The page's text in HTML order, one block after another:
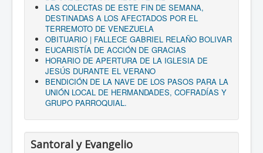
LAS COLECTAS DE ESTE FIN DE SEMANA,
DESTINADAS A LOS AFECTADOS POR EL
TERREMOTO DE VENEZUELA
OBITUARIO | FALLECE GABRIEL RELAÑO BOLIVAR
EUCARISTÍA DE ACCIÓN DE GRACIAS
HORARIO DE APERTURA DE LA IGLESIA DE
JESÚS DURANTE EL VERANO
BENDICIÓN DE LA NAVE DE LOS PASOS PARA LA
UNIÓN LOCAL DE HERMANDADES, COFRADÍAS Y
GRUPO PARROQUIAL.
Santoral y Evangelio